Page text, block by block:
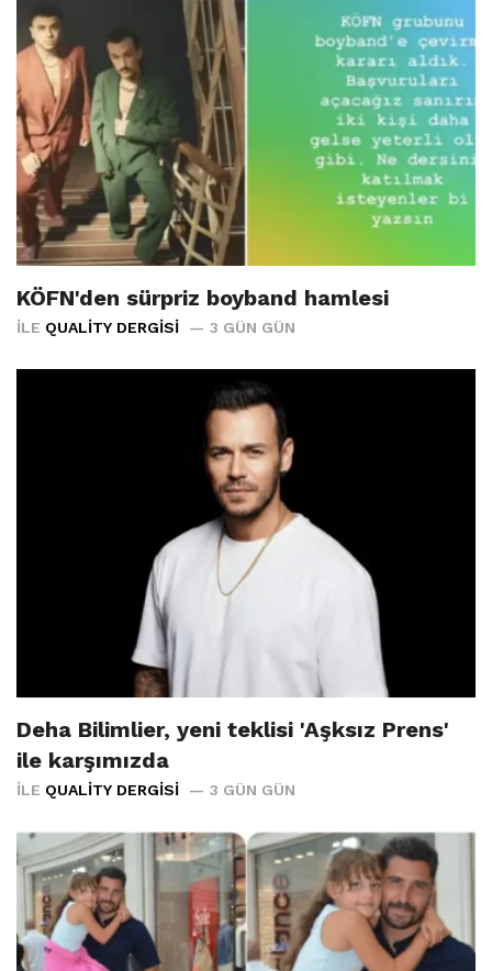
KÖFN'den sürpriz boyband hamlesi
İLE QUALITY DERGISI 3 GÜN GÜN
Deha Bilimlier, yeni teklisi 'Aşksız Prens'
ile karşımızda
İLE QUALITY DERGISI 3 GÜN GÜN